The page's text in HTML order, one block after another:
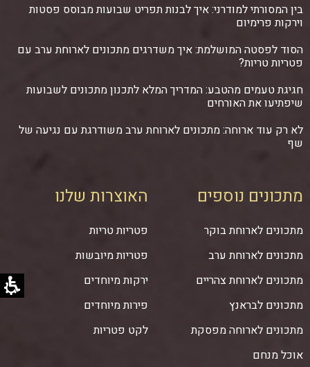
בין המסורתי למודרני: איך לבנות תפריט שבועות מבוסס פסטות
וירקות פרימיום
הסוד לפסטה המושלמת: איך משדרגים מתכונים לארוחת ערב עם
פטריות טריות?
חגיגת טעמים מהטבע: המדריך המלא לתכנון מתכונים לשבועות
שיפתיעו את האורחים
לא רק עוד ארוחה: מתכונים לארוחת ערב משודרגת עם נגיעה של
שף
מתכונים נוספים
מתכונים לארוחת בוקר
מתכונים לארוחת ערב
מתכונים לארוחת צהריים
מתכונים לבראנץ
מתכונים לארוחה מפסקת
אוכל מנחם
האוצרות שלנו
פטריות טריות
פטריות מיובשות
ירקות מיוחדים
פירות מיוחדים
לקט פטריות